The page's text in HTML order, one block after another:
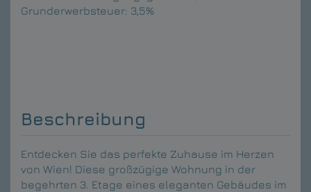
Grunderwerbsteuer: 3,5%
Beschreibung
Entdecken Sie das perfekte Zuhause im Herzen
von Wien! Diese großzügige Wohnung in der
begehrten 3. Etage eines eleganten Gebäudes im